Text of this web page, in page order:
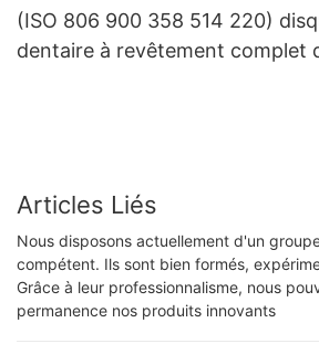
(ISO 806 900 358 514 220)
dentaire à revêtement complet
Articles Liés
Nous disposons actuellement d'un
compétent. Ils sont bien formés,
Grâce à leur professionnalisme, nous
permanence nos produits innovants